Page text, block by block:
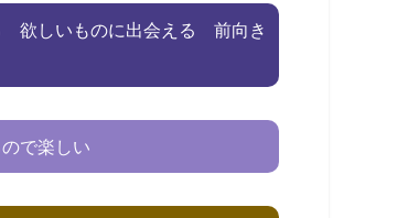
欲しいものに出会える 前向き
で楽しい